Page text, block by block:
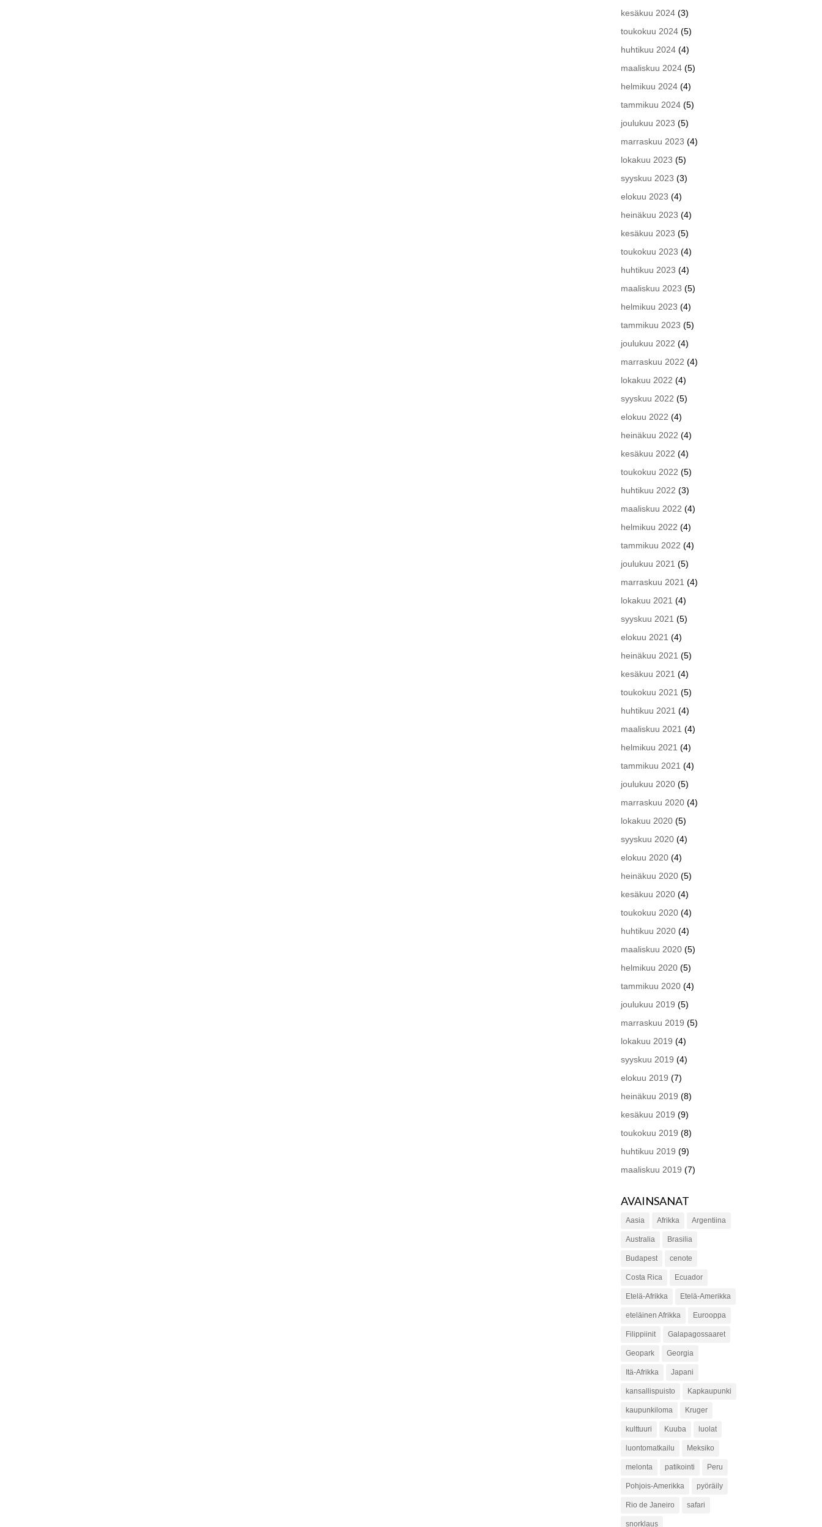
kesäkuu 2024 (3)
toukokuu 2024 (5)
huhtikuu 2024 (4)
maaliskuu 2024 (5)
helmikuu 2024 (4)
tammikuu 2024 (5)
joulukuu 2023 (5)
marraskuu 2023 (4)
lokakuu 2023 (5)
syyskuu 2023 (3)
elokuu 2023 (4)
heinäkuu 2023 (4)
kesäkuu 2023 (5)
toukokuu 2023 (4)
huhtikuu 2023 (4)
maaliskuu 2023 (5)
helmikuu 2023 (4)
tammikuu 2023 (5)
joulukuu 2022 (4)
marraskuu 2022 (4)
lokakuu 2022 (4)
syyskuu 2022 (5)
elokuu 2022 (4)
heinäkuu 2022 (4)
kesäkuu 2022 (4)
toukokuu 2022 (5)
huhtikuu 2022 (3)
maaliskuu 2022 (4)
helmikuu 2022 (4)
tammikuu 2022 (4)
joulukuu 2021 (5)
marraskuu 2021 (4)
lokakuu 2021 (4)
syyskuu 2021 (5)
elokuu 2021 (4)
heinäkuu 2021 (5)
kesäkuu 2021 (4)
toukokuu 2021 (5)
huhtikuu 2021 (4)
maaliskuu 2021 (4)
helmikuu 2021 (4)
tammikuu 2021 (4)
joulukuu 2020 (5)
marraskuu 2020 (4)
lokakuu 2020 (5)
syyskuu 2020 (4)
elokuu 2020 (4)
heinäkuu 2020 (5)
kesäkuu 2020 (4)
toukokuu 2020 (4)
huhtikuu 2020 (4)
maaliskuu 2020 (5)
helmikuu 2020 (5)
tammikuu 2020 (4)
joulukuu 2019 (5)
marraskuu 2019 (5)
lokakuu 2019 (4)
syyskuu 2019 (4)
elokuu 2019 (7)
heinäkuu 2019 (8)
kesäkuu 2019 (9)
toukokuu 2019 (8)
huhtikuu 2019 (9)
maaliskuu 2019 (7)
AVAINSANAT
Aasia Afrikka Argentiina
Australia Brasilia
Budapest cenote
Costa Rica Ecuador
Etelä-Afrikka Etelä-Amerikka
eteläinen Afrikka Eurooppa
Filippiinit Galapagossaaret
Geopark Georgia
Itä-Afrikka Japani
kansallispuisto Kapkaupunki
kaupunkiloma Kruger
kulttuuri Kuuba luolat
luontomatkailu Meksiko
melonta patikointi Peru
Pohjois-Amerikka pyöräily
Rio de Janeiro safari
snorklaus